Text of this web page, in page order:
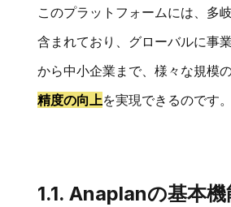
このプラットフォームには、多
含まれており、グローバルに事
から中小企業まで、様々な規模
精度の向上を実現できるのです。
1.1. Anaplanの基本